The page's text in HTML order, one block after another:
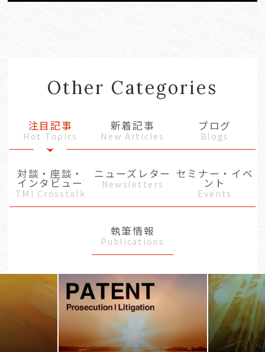
Other Categories
注目記事
Hot Topics
新着記事
New Articles
ブログ
Blogs
対談・座談・
インタビュー
TMI Crosstalk
ニューズレター
Newsletters
セミナー・イベ
ント
Events
執筆情報
Publications